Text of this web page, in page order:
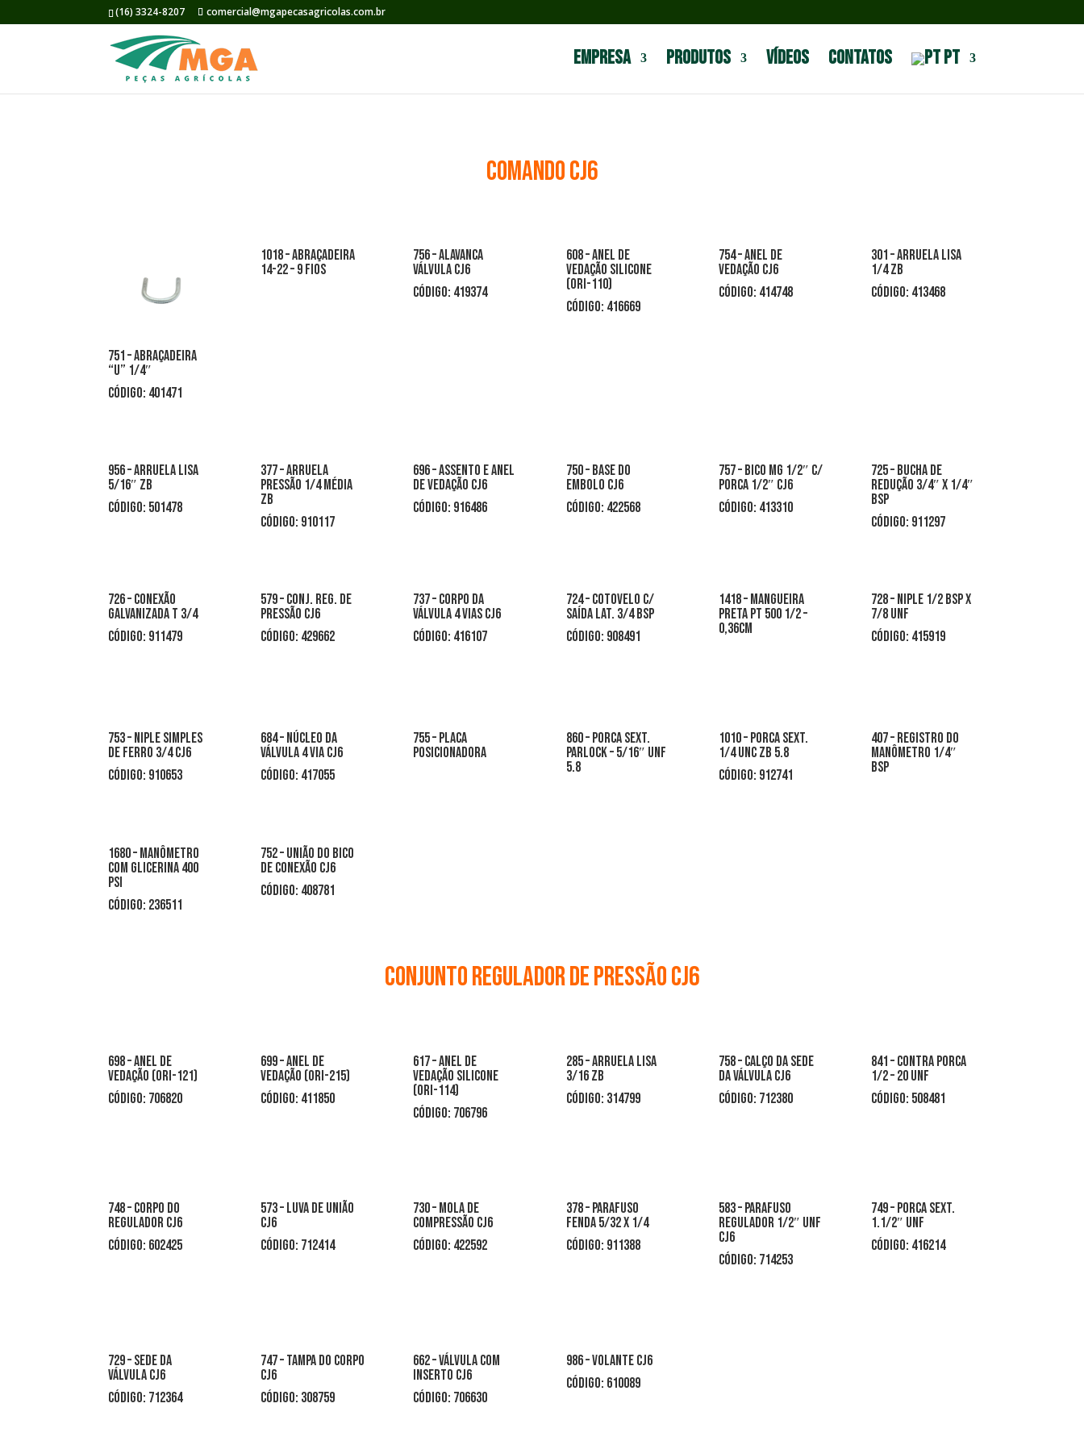
(16) 3324-8207 comercial@mgapecasagricolas.com.br
Empresa Produtos Vídeos Contatos PT
comando CJ6
751 – abraçadeira
“u” 1/4″
CÓDIGO: 401471
1018 – abraçadeira
14-22 – 9 fios
756 – alavanca
válvula cj6
CÓDIGO: 419374
608 – anel de
vedação silicone
(ori-110)
CÓDIGO: 416669
754 – ANEL DE
VEDAÇÃO cj6
CÓDIGO: 414748
301 – arruela lisa
1/4 zb
CÓDIGO: 413468
956 – arruela lisa
5/16″ zb
código: 501478
377 – arruela
pressão 1/4 média
zb
CÓDIGO: 910117
696 – assento e anel
de vedação cj6
CÓDIGO: 916486
750 – base do
embolo cj6
CÓDIGO: 422568
757 – bico mg 1/2″ c/
porca 1/2″ cj6
CÓDIGO: 413310
725 – bucha de
redução 3/4″ x 1/4″
bsp
CÓDIGO: 911297
726 – conexão
galvanizada t 3/4
CÓDIGO: 911479
579 – conj. reg. de
pressão cj6
CÓDIGO: 429662
737 – corpo da
válvula 4 vias cj6
CÓDIGO: 416107
724 – cotovelo c/
saída lat. 3/4 bsp
código: 908491
1418 – mangueira
preta pt 500 1/2 –
0,36cm
728 – niple 1/2 bsp x
7/8 unf
CÓDIGO: 415919
753 – niple simples
de ferro 3/4 cj6
CÓDIGO: 910653
684 – núcleo da
válvula 4 via cj6
CÓDIGO: 417055
755 – placa
posicionadora
860 – porca sext.
parlock – 5/16″ unf
5.8
1010 – porca sext.
1/4 unc zb 5.8
CÓDIGO: 912741
407 – registro do
manômetro 1/4″
bsp
1680 – manômetro
com glicerina 400
psi
CÓDIGO: 236511
752 – união do bico
de conexão cj6
CÓDIGO: 408781
conjunto regulador de pressão cj6
698 – anel de
vedação (ori-121)
código: 706820
699 – anel de
vedação (ori-215)
código: 411850
617 – anel de
vedação silicone
(ori-114)
CÓDIGO: 706796
285 – arruela lisa
3/16 zb
CÓDIGO: 314799
758 – calço da sede
da válvula cj6
CÓDIGO: 712380
841 – contra porca
1/2 – 20 unf
CÓDIGO: 508481
748 – corpo do
regulador cj6
código: 602425
573 – luva de união
cj6
código: 712414
730 – mola de
compressão cj6
CÓDIGO: 422592
378 – parafuso
fenda 5/32 x 1/4
CÓDIGO: 911388
583 – parafuso
regulador 1/2″ unf
cj6
CÓDIGO: 714253
749 – porca sext.
1.1/2″ unf
CÓDIGO: 416214
729 – sede da
válvula cj6
código: 712364
747 – tampa do corpo
cj6
código: 308759
662 – válvula com
inserto cj6
CÓDIGO: 706630
986 – volante cj6
CÓDIGO: 610089